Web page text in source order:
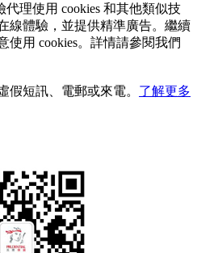
理使用 cookies 和其他類似技
線體驗，並提供精準廣告。繼續
使用 cookies。詳情請參閱我們
假短訊、電郵或來電。 了解更多